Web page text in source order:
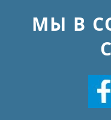
МЫ В